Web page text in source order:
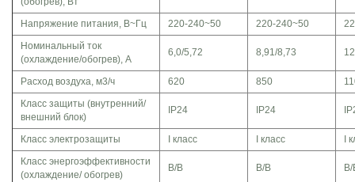
Напряжение питания, В~Гц 220-­240~50 220-­240~50
Номинальный ток
(охлаждение/обогрев), А
6,0/5,72 8,91/8,73
Расход воздуха, м3/ч 620 850
Класс защиты (внутренний/
внешний блок)
IP24 IP24
Класс электрозащиты I класс I класс
I
Класс энергоэффективности
(охлаждение/ обогрев)
B/B B/B B/